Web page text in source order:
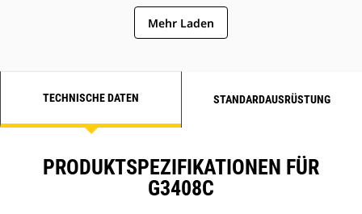
Mehr Laden
TECHNISCHE DATEN STANDARDAUSRÜSTUNG
PRODUKTSPEZIFIKATIONEN FÜR
G3408C